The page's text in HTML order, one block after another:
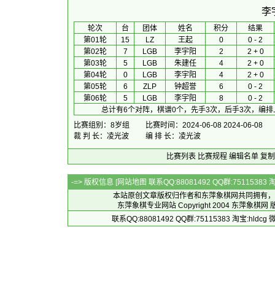
李
轮次 台 团体 姓名 积分
结果
第01轮
15 LZ 王起 0
0 - 2
第02轮
7 LGB 李宇阳 2
2 + 0
第03轮
5 LGB 朱建任 4
2 + 0
第04轮
0 LGB 李宇阳 4
2 + 0
第05轮
6 ZLP 钟超誉 6
0 - 2
第06轮
5 LGB 李宇阳 8
0 - 2
总计有6个对阵，棋谱0个，先手3次，后手3次，编
比赛组别：8岁组
比赛时间：2024-06-08 2024-06-08
裁 判 长：凌光波
编 排 长：凌光波
比赛列表 比赛规程 编辑名单 复
-=> 版权信息 [网站地图 联系QQ:88081492 QQ群:75115383
本站原创文章版权归作者和 东萍象棋网共同拥有
东萍象棋专业网站 Copyright 2004 东萍象棋网
联系QQ:88081492 QQ群:75115383 淘宝:hldcg